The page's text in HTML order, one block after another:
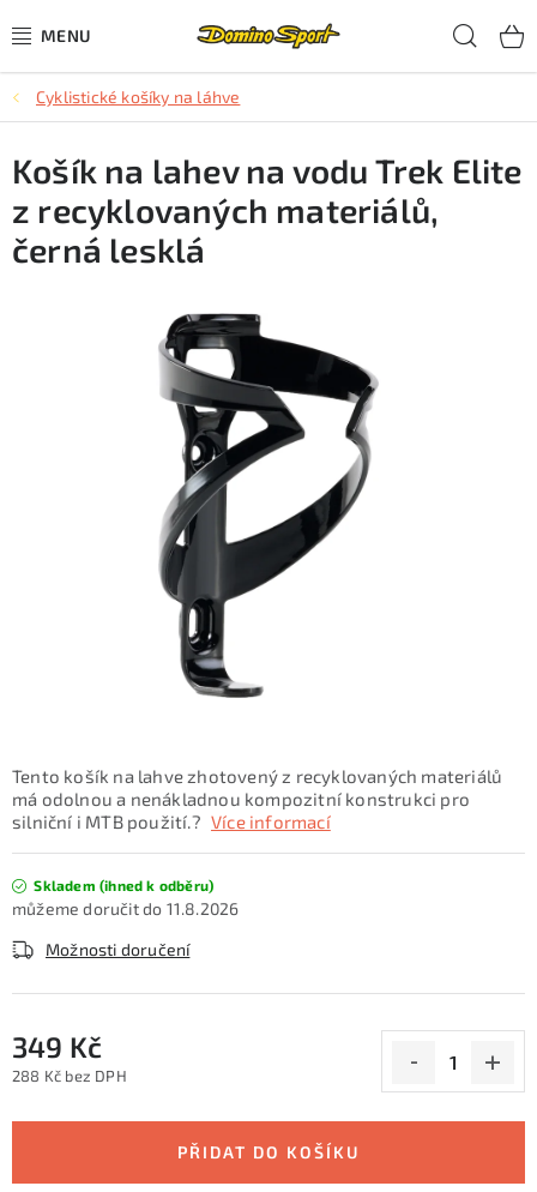
na
CYKLISTIKA
SJEZDOVÉ LYŽOVÁNÍ
SKIALPOVÉ LYŽOVÁNÍ
Půjčovna lyží a SNB
Cyklistické košíky na láhve
Tento košík na lahve zhotovený z recyklovaných materiálů
má odolnou a nenákladnou kompozitní konstrukci pro
silniční i MTB použití.? Více informací
Skladem (ihned k odběru)
11.8.2026
Možnosti doručení
349 Kč
288 Kč bez DPH
PŘIDAT DO KOŠÍKU
Košík na lahev na vodu Trek Elite
z recyklovaných materiálů,
černá lesklá